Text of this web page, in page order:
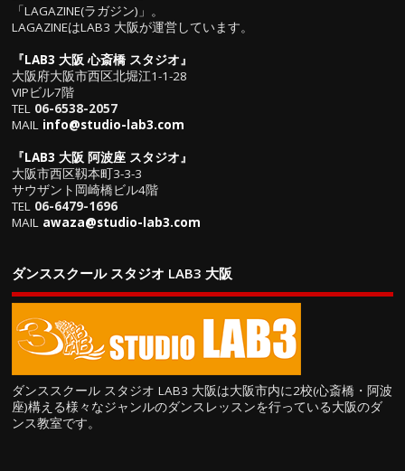
「LAGAZINE(ラガジン)」。
LAGAZINEはLAB3 大阪が運営しています。
『LAB3 大阪 心斎橋 スタジオ』
大阪府大阪市西区北堀江1-1-28
VIPビル7階
TEL 06-6538-2057
MAIL info@studio-lab3.com
『LAB3 大阪 阿波座 スタジオ』
大阪市西区靱本町3-3-3
サウザント岡崎橋ビル4階
TEL 06-6479-1696
MAIL awaza@studio-lab3.com
ダンススクール スタジオ LAB3 大阪
ダンススクール スタジオ LAB3 大阪は大阪市内に2校(心斎橋・阿波
座)構える様々なジャンルのダンスレッスンを行っている大阪のダ
ンス教室です。